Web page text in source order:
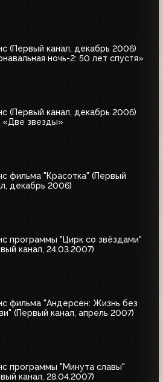
(Первый канал, декабрь 2006)
ночь-2: 50 лет спустя»
(Первый канал, декабрь 2006)
звезды»
фильма "Красотка" (Первый
декабрь 2006)
программы "Цирк со звёздами"
канал, 24.03.2007)
фильма "Андерсен: Жизнь без
(Первый канал, апрель 2007)
программы "Минута славы"
канал, 28.04.2007)